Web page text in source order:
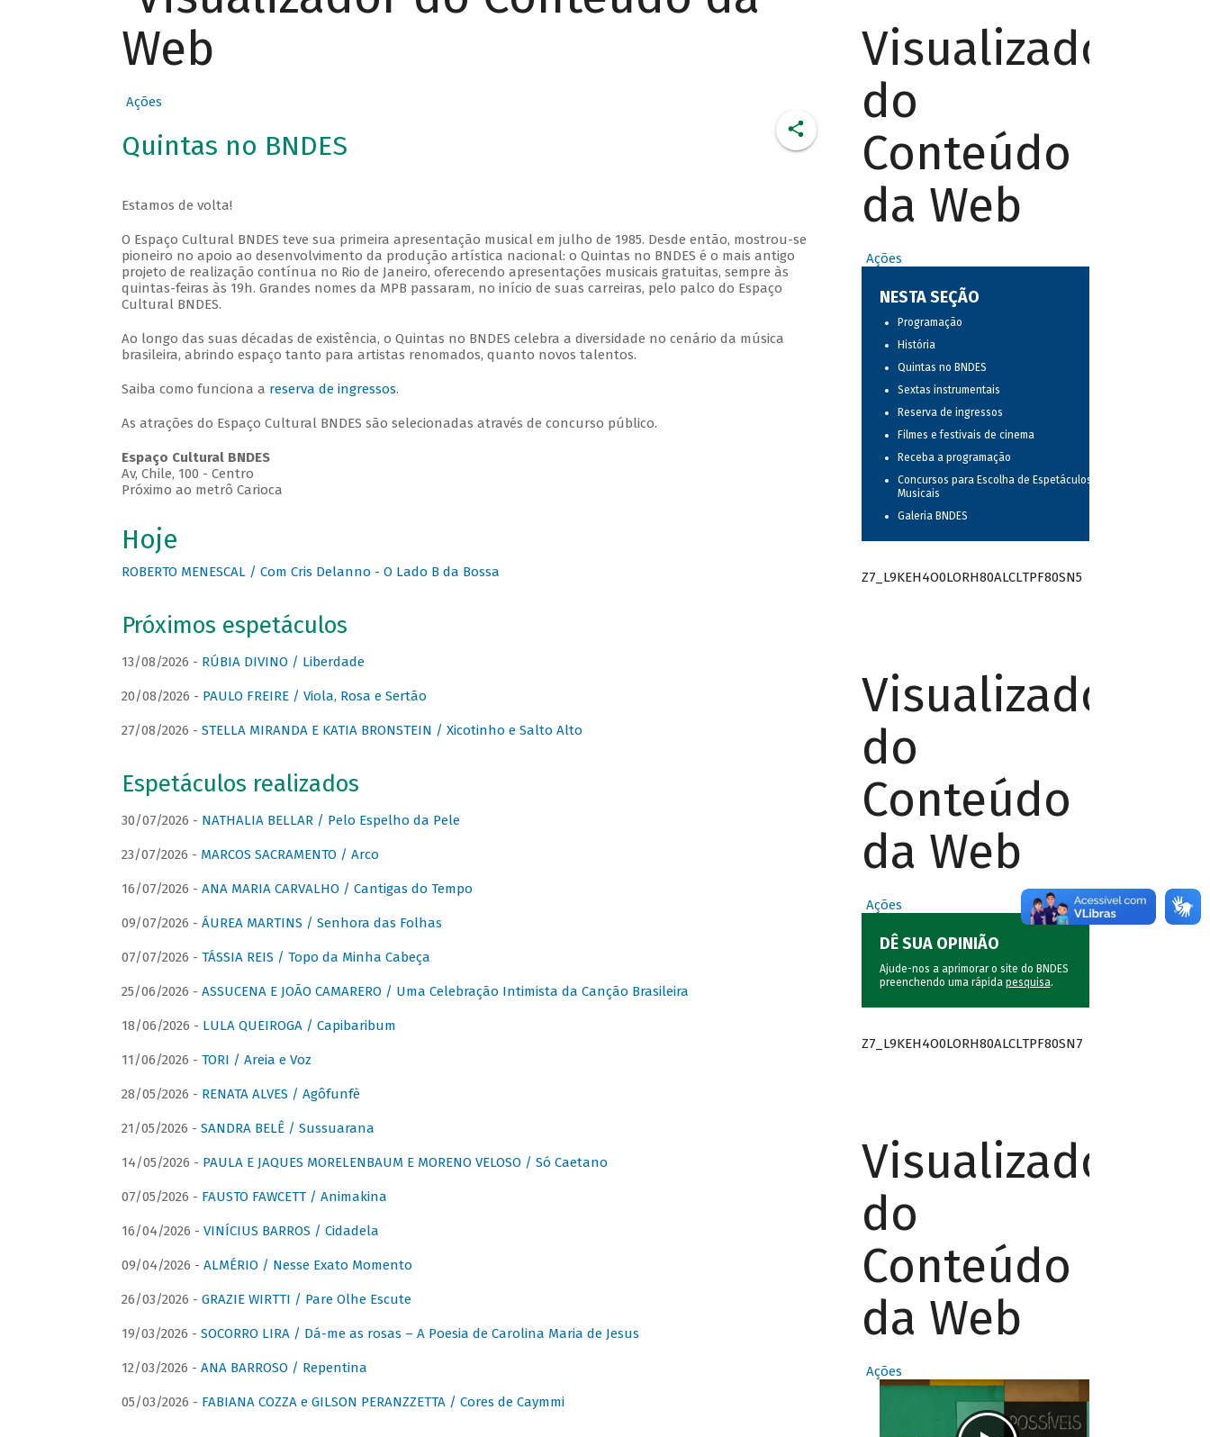
Web
Ações
Quintas no BNDES
Estamos de volta!
O Espaço Cultural BNDES teve sua primeira apresentação musical em julho de 1985. Desde então, mostrou-se
pioneiro no apoio ao desenvolvimento da produção artística nacional: o Quintas no BNDES é o mais antigo
projeto de realização contínua no Rio de Janeiro, oferecendo apresentações musicais gratuitas, sempre às
quintas-feiras às 19h. Grandes nomes da MPB passaram, no início de suas carreiras, pelo palco do Espaço
Cultural BNDES.
Ao longo das suas décadas de existência, o Quintas no BNDES celebra a diversidade no cenário da música
brasileira, abrindo espaço tanto para artistas renomados, quanto novos talentos.
Saiba como funciona a reserva de ingressos.
As atrações do Espaço Cultural BNDES são selecionadas através de concurso público.
Espaço Cultural BNDES
Av, Chile, 100 - Centro
Próximo ao metrô Carioca
Hoje
ROBERTO MENESCAL / Com Cris Delanno - O Lado B da Bossa
Próximos espetáculos
13/08/2026 - RÚBIA DIVINO / Liberdade
20/08/2026 - PAULO FREIRE / Viola, Rosa e Sertão
27/08/2026 - STELLA MIRANDA E KATIA BRONSTEIN / Xicotinho e Salto Alto
Espetáculos realizados
30/07/2026 - NATHALIA BELLAR / Pelo Espelho da Pele
23/07/2026 - MARCOS SACRAMENTO / Arco
16/07/2026 - ANA MARIA CARVALHO / Cantigas do Tempo
09/07/2026 - ÁUREA MARTINS / Senhora das Folhas
07/07/2026 - TÁSSIA REIS / Topo da Minha Cabeça
25/06/2026 - ASSUCENA E JOÃO CAMARERO / Uma Celebração Intimista da Canção Brasileira
18/06/2026 - LULA QUEIROGA / Capibaribum
11/06/2026 - TORI / Areia e Voz
28/05/2026 - RENATA ALVES / Agôfunfè
21/05/2026 - SANDRA BELÊ / Sussuarana
14/05/2026 - PAULA E JAQUES MORELENBAUM E MORENO VELOSO / Só Caetano
07/05/2026 - FAUSTO FAWCETT / Animakina
16/04/2026 - VINÍCIUS BARROS / Cidadela
09/04/2026 - ALMÉRIO / Nesse Exato Momento
26/03/2026 - GRAZIE WIRTTI / Pare Olhe Escute
19/03/2026 - SOCORRO LIRA / Dá-me as rosas – A Poesia de Carolina Maria de Jesus
12/03/2026 - ANA BARROSO / Repentina
05/03/2026 - FABIANA COZZA e GILSON PERANZZETTA / Cores de Caymmi
Visualizador
do
Conteúdo
da Web
Ações
NESTA SEÇÃO
Programação
História
Quintas no BNDES
Sextas instrumentais
Reserva de ingressos
Filmes e festivais de cinema
Receba a programação
Concursos para Escolha de Espetáculos
Musicais
Galeria BNDES
Z7_L9KEH4O0LORH80ALCLTPF80SN5
Visualizador
do
Conteúdo
da Web
Ações
DÊ SUA OPINIÃO
Ajude-nos a aprimorar o site do BNDES
preenchendo uma rápida pesquisa.
Z7_L9KEH4O0LORH80ALCLTPF80SN7
Visualizador
do
Conteúdo
da Web
Ações